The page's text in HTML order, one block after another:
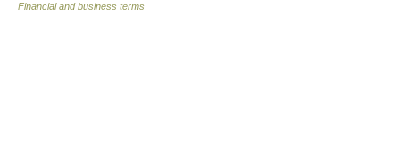
Financial and business terms